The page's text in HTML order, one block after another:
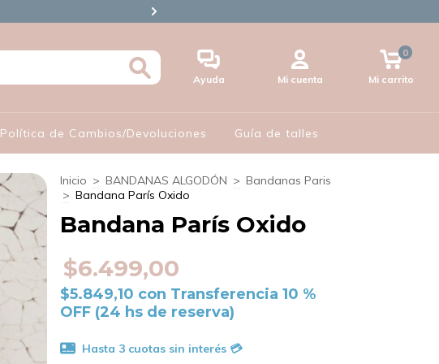
Ayuda Mi cuenta Mi carrito
0
Política de Cambios/Devoluciones Guía de talles
Inicio > BANDANAS ALGODÓN > Bandanas Paris
> Bandana París Oxido
Bandana París Oxido
$6.499,00
$5.849,10 con Transferencia 10 %
OFF (24 hs de reserva)